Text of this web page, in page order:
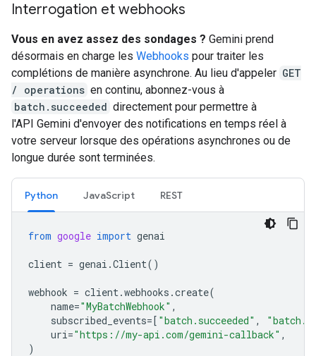
Interrogation et webhooks
Vous en avez assez des sondages ? Gemini prend
désormais en charge les Webhooks pour traiter les
complétions de manière asynchrone. Au lieu d'appeler GET
/ operations en continu, abonnez-vous à
batch.succeeded directement pour permettre à
l'API Gemini d'envoyer des notifications en temps réel à
votre serveur lorsque des opérations asynchrones ou de
longue durée sont terminées.
Python JavaScript REST
from google import genai
client = genai .Client()
webhook = client.webhooks .create(
name="MyBatchWebhook" ,
subscribed_events=[ "batch.succeeded" ,
uri="https://my-api.com/gemini-callback" ,
)